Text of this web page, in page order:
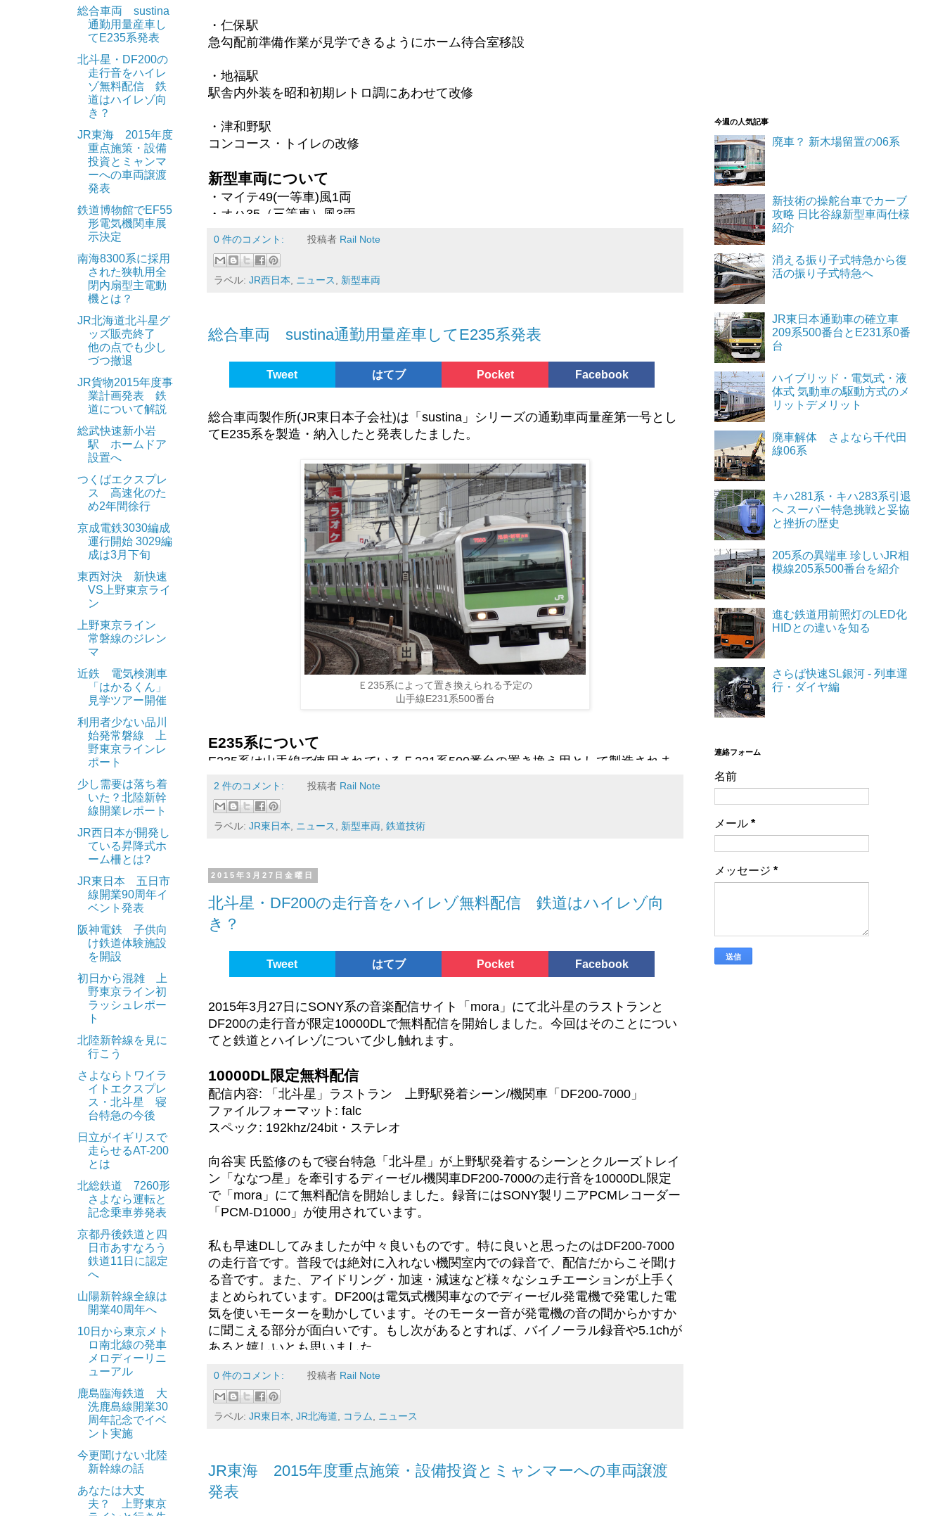
発売駅の古い駅舎をデザインした150円分の乗車券で、全12種類あります。こちら
は期間内の販売ということで、数量制限はないようです。12駅分の硬券を保存でき
る専用台紙が「保谷・仏子駅」で200円で販売されます。
発売時刻が始発電車からでとても早いので気をつけてください。
黄色い6000系電車 運行
使用車両: 6000系1編成
地下鉄乗り入れ用で使われている6000系が使用されます。通常カラーは青色です
が、これを黄色に塗り替えます。
6000系は無塗装ステンレス車の0番台と塗装アルミ者の50番台がありますが、ステ
ンレスにラッピングするのかアルミに塗装するのかも注目です。地下鉄乗り入れ車
であるため、他社線での東急5050系Hikarie号とのツーショットも期待できます。
その他にもイベントなどがあるので、西武鉄道ホームページにて確認してみてくだ
西武池袋線について
開始したのが始まりです。
その後、「本川越～国分寺」間などを運行していた西武鉄道を武蔵野鉄道が合併す
る形で現在の西武鉄道となりました。
なので、会社としての西武鉄道と企業名としての西武鉄道とでは歴史の長さが違う
というちょっとややこしい事情もあります。
はてブ Pocket Facebook
・仁保駅
急勾配前準備作業が見学できるようにホーム待合室移設
・地福駅
駅舎内外装を昭和初期レトロ調にあわせて改修
・津和野駅
コンコース・トイレの改修
新型車両について
・マイテ49(一等車)風1両
・オハ35（三等車）風3両
・オハ31（三等車）風1両
計5両1編成
「ＳＬ山口号」は山口線「新山口～津和野」間で運行されているSL列車です。現在
細部はあまり似ていません。
それに対し今回新しく作られる車両の外観は発表されたCGイメージを見る限り、
今より似たものになりそうです。台車こそヨーダンパー付きボルスタレス台車です
見た目だけでなく、乗り心地などの居住性も改善されると思います。
また、この運行開始にあわせて以前発表されていたD51形200号機の改修も完了
し、運行できるようになると思われます。D51運行開始により現在「山口号」など
の牽引機として使われているC56形160号機は引退の予定です。
はてブ Pocket
0 件のコメント: 投稿者 Rail Note
ラベル: JR西日本 ニュース 新型車両
総合車両 sustina通勤用量産車してE235系発表
Tweet はてブ Pocket Facebook
総合車両製作所(JR東日本子会社)は「sustina」シリーズの通勤車両量産第一号とし
てE235系を製造・納入したと発表したました。
Ｅ235系によって置き換えられる予定の
山手線E231系500番台
E235系について
E235系は山手線で使用されているＥ231系500番台の置き換え用として製造されま
した。11両1編成のうち10両が新規製造車両・1両が改造車両です。
3月26日に新潟県新津市の工場より品川にある山手線の車両基地である東京総合車
両センターへ運ばれました。2014年に発表された内容によると、今後走行試験を行
「sutina」と量産について
「sustina」は総合車両が開発した次世代型ステンレス車両のことです。
・アルミ車両の並みの軽量化
・内装ロールバーによる強度向上
・レーザー溶接メンテナンス性向上(オプション扱い？)
※内装ロールバー・・・車内に「コの字」に配置された手すり兼補強棒
などのメリットを挙げています。
・東急東横線用5050系ベース試験車両1両
・烏山線用地区電池車EV-E301系
・仙石東北ライン用ハイブリッド気道車HB-E210系
E235系までに「sustina」の技術を使用してつくられた車両は3車種です。試験車両
である5000系ベースの試作車以外はローカル線としての色合いが強い路線向けの車
両です。また、今までの車両は元東急車輛の工場である横浜の工場で作られていま
した。それに対しE235系はJR東日本の工場であった新津工場で作られた初の車両
でもあります。
Tweet はてブ Pocket Facebook
2 件のコメント: 投稿者 Rail Note
ラベル: JR東日本, ニュース, 新型車両, 鉄道技術
2015年3月27日金曜日
北斗星・DF200の走行音をハイレゾ無料配信 鉄道はハイレゾ向
き？
Tweet はてブ Pocket Facebook
2015年3月27日にSONY系の音楽配信サイト「mora」にて北斗星のラストランと
DF200の走行音が限定10000DLで無料配信を開始しました。今回はそのことについ
てと鉄道とハイレゾについて少し触れます。
10000DL限定無料配信
配信内容: 「北斗星」ラストラン 上野駅発着シーン/機関車「DF200-7000」
ファイルフォーマット: falc
スペック: 192khz/24bit・ステレオ
向谷実 氏監修のもで寝台特急「北斗星」が上野駅発着するシーンとクルーズトレイ
ン「ななつ星」を牽引するディーゼル機関車DF200-7000の走行音を10000DL限定
で「mora」にて無料配信を開始しました。録音にはSONY製リニアPCMレコーダー
「PCM-D1000」が使用されています。
私も早速DLしてみましたが中々良いものです。特に良いと思ったのはDF200-7000
の走行音です。普段では絶対に入れない機関室内での録音で、配信だからこそ聞け
る音です。また、アイドリング・加速・減速など様々なシュチエーションが上手く
まとめられています。DF200は電気式機関車なのでディーゼル発電機で発電した電
気を使いモーターを動かしています。そのモーター音が発電機の音の間からかすか
に聞こえる部分が面白いです。もし次があるとすれば、バイノーラル録音や5.1chが
あると嬉しいとも思いました。
率直に言って向いていると思います。
ハイレゾの特徴は主に二種類あります。周波数とダイナミックレンジの拡張です。
いと思います。
もう一つのダイナミックレンジですが、こちらは鉄道の録音で効果が大きいと思い
0 件のコメント: 投稿者 Rail Note
ラベル: JR東日本 JR北海道 コラム ニュース
JR東海 2015年度重点施策・設備投資とミャンマーへの車両譲渡
発表
総合車両 sustina
通勤用量産車し
てE235系発表
北斗星・DF200の
走行音をハイレ
ゾ無料配信 鉄
道はハイレゾ向
き？
JR東海 2015年度
重点施策・設備
投資とミャンマ
ーへの車両譲渡
発表
鉄道博物館でEF55
形電気機関車展
示決定
南海8300系に採用
された狭軌用全
閉内扇型主電動
機とは？
JR北海道北斗星グ
ッズ販売終了
他の点でも少し
づつ撤退
JR貨物2015年度事
業計画発表 鉄
道について解説
総武快速新小岩
駅 ホームドア
設置へ
つくばエクスプレ
ス 高速化のた
め2年間徐行
京成電鉄3030編成
運行開始 3029編
成は3月下旬
東西対決 新快速
VS上野東京ライ
ン
上野東京ライン
常磐線のジレン
マ
近鉄 電気検測車
「はかるくん」
見学ツアー開催
利用者少ない品川
始発常磐線 上
野東京ラインレ
ポート
少し需要は落ち着
いた？北陸新幹
線開業レポート
JR西日本が開発し
ている昇降式ホ
ーム柵とは?
JR東日本 五日市
線開業90周年イ
ベント発表
阪神電鉄 子供向
け鉄道体験施設
を開設
初日から混雑 上
野東京ライン初
ラッシュレポー
ト
北陸新幹線を見に
行こう
さよならトワイラ
イトエクスプレ
ス・北斗星 寝
台特急の今後
日立がイギリスで
走らせるAT-200
とは
北総鉄道 7260形
さよなら運転と
記念乗車券発表
京都丹後鉄道と四
日市あすなろう
鉄道11日に認定
へ
山陽新幹線全線は
開業40周年へ
10日から東京メト
ロ南北線の発車
メロディーリニ
ューアル
鹿島臨海鉄道 大
洗鹿島線開業30
周年記念でイベ
ント実施
今更聞けない北陸
新幹線の話
あなたは大丈
夫？ 上野東京
今週の人気記事
廃車？ 新木場留置の06系
新技術の操舵台車でカーブ
攻略 日比谷線新型車両仕様
紹介
消える振り子式特急から復
活の振り子式特急へ
JR東日本通勤車の確立車
209系500番台とE231系0番
台
ハイブリッド・電気式・液
体式 気動車の駆動方式のメ
リットデメリット
廃車解体 さよなら千代田
線06系
キハ281系・キハ283系引退
へ スーパー特急挑戦と妥協
と挫折の歴史
205系の異端車 珍しいJR相
模線205系500番台を紹介
進む鉄道用前照灯のLED化
HIDとの違いを知る
さらば快速SL銀河 - 列車運
行・ダイヤ編
連絡フォーム
名前
メール *
メッセージ *